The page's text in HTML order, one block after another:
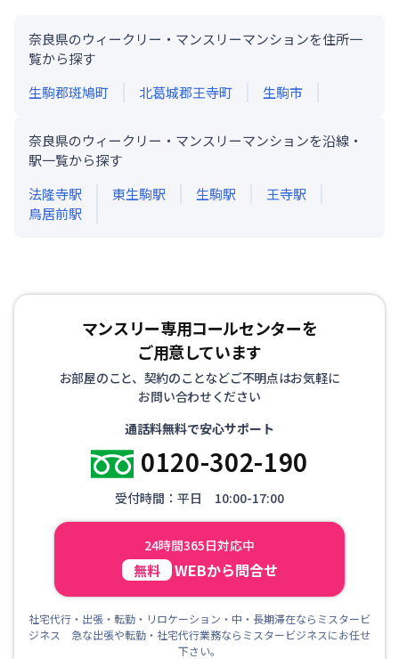
奈良県のウィークリー・マンスリーマンションを住所一
覧から探す
生駒郡斑鳩町
北葛城郡王寺町 生駒市
奈良県のウィークリー・マンスリーマンションを沿線・
駅一覧から探す
法隆寺駅 東生駒駅 生駒駅 王寺駅
鳥居前駅
マンスリー専用コールセンターを
ご用意しています
お部屋のこと、契約のことなどご不明点はお気軽に
お問い合わせください
通話料無料で安心サポート
0120-302-190
受付時間：平日 10:00-17:00
24時間365日対応中
無料 WEBから問合せ
社宅代行・出張・転勤・リロケーション・中・長期滞在ならミスタービ
ジネス 急な出張や転勤・社宅代行業務ならミスタービジネスにお任せ
下さい。